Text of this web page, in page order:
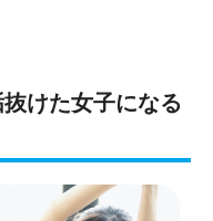
けた女子になる